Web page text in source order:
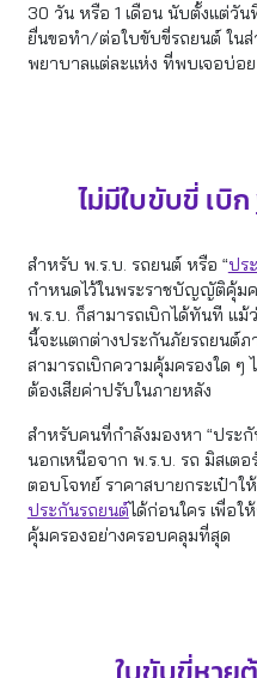
30 วัน หรือ 1 เดือน นับตั้งแต่วั
ยื่นขอทำ/ต่อใบขับขี่รถยนต์ ในส่
พยาบาลแต่ละแห่ง ที่พบเจอบ่อ
ไม่มีใบขับขี่ เบิก
สำหรับ พ.ร.บ. รถยนต์ หรือ “ปร
กำหนดไว้ในพระราชบัญญัติคุ้ม
พ.ร.บ. ก็สามารถเบิกได้ทันที แ
นี้จะแตกต่างประกันภัยรถยนต์ภ
สามารถเบิกความคุ้มครองใด
ต้องเสียค่าปรับในภายหลัง
สำหรับคนที่กำลังมองหา “ประ
นอกเหนือจาก พ.ร.บ. รถ มิสเต
ตอบโจทย์ ราคาสบายกระเป๋าใ
ประกันรถยนต์ได้ก่อนใคร เพื่อ
คุ้มครองอย่างครอบคลุมที่สุด